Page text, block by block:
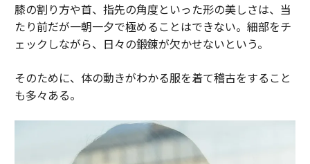
膝の割り方や首、指先の角度といった形の美しさは、当
たり前だが一朝一夕で極めることはできない。細部をチ
ェックしながら、日々の鍛錬が欠かせないという。
そのために、体の動きがわかる服を着て稽古をすること
も多々ある。